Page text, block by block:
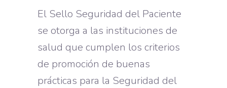
El Sello Seguridad del Paciente
se otorga a las instituciones de
salud que cumplen los criterios
de promoción de buenas
prácticas para la Seguridad del